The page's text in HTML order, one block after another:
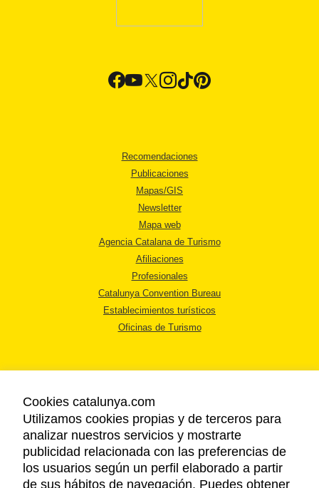
Recomendaciones
Publicaciones
Mapas/GIS
Newsletter
Mapa web
Agencia Catalana de Turismo
Afiliaciones
Profesionales
Catalunya Convention Bureau
Establecimientos turísticos
Oficinas de Turismo
AVISO LEGAL
POLÍTICA DE PRIVACIDAD
COOKIES
ACCESSIBILIDAD
Cookies catalunya.com
Utilizamos cookies propias y de terceros para
analizar nuestros servicios y mostrarte
publicidad relacionada con las preferencias de
los usuarios según un perfil elaborado a partir
de sus hábitos de navegación. Puedes obtener